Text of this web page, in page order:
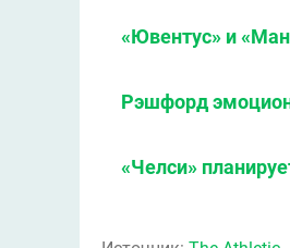
«Ювентус» и
Рэшфорд
«Челси»